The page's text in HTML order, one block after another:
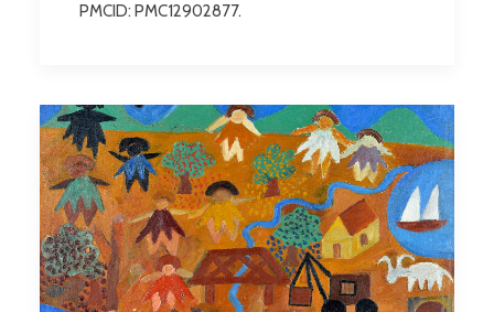
PMCID: PMC12902877.